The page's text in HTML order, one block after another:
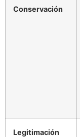
Conservación
Legitimación